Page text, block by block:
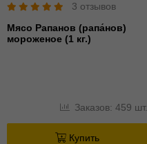
3 отзывов
Мясо Рапанов (рапа́нов)
мороженое (1 кг.)
Заказов: 459 шт.
Купить